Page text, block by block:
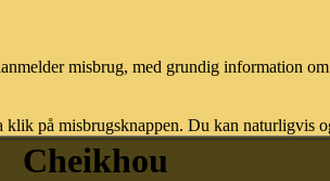
misbrug, med grundig information
på misbrugsknappen. Du kan naturligvis
Cheikhou